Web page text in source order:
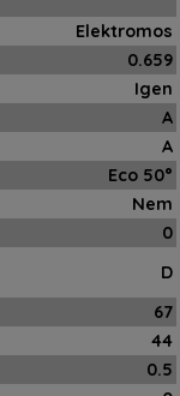
Elektromos
0.659
Igen
A
A
Eco 50°
Nem
0
D
67
44
0.5